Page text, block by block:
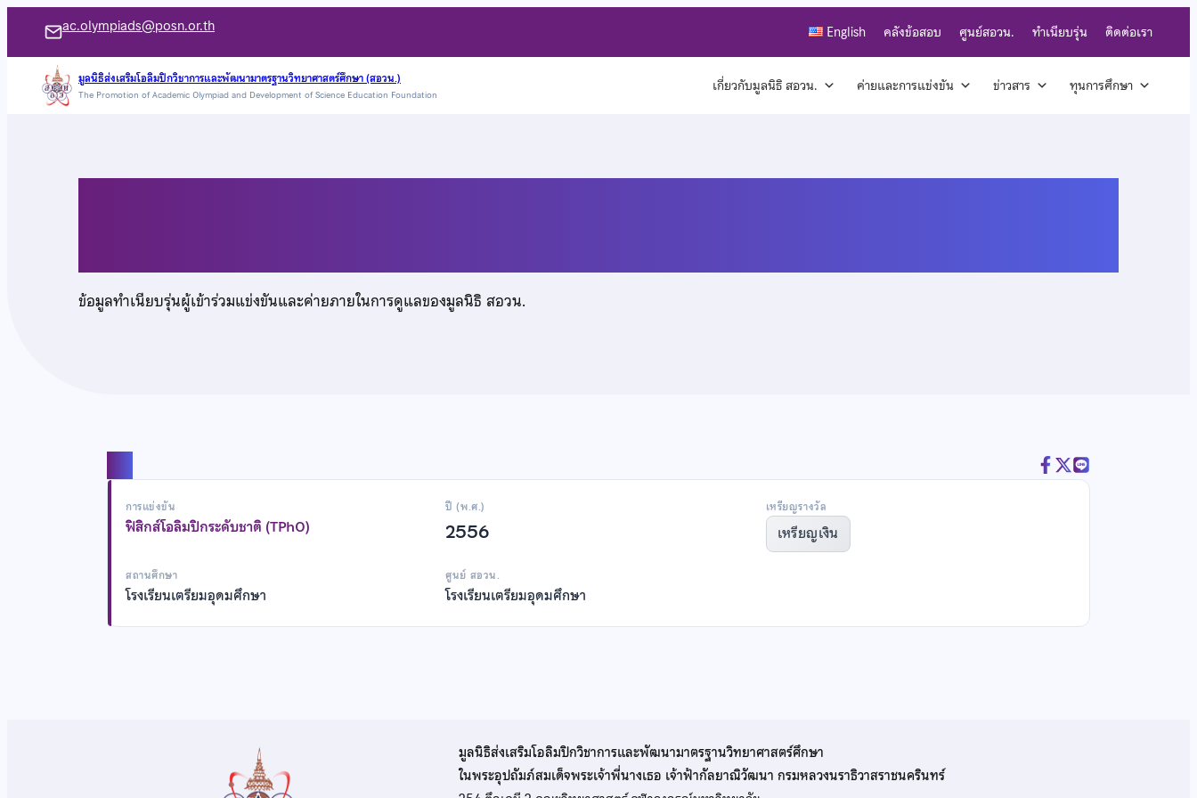
เนื้อหา
ac.olympiads@posn.or.th English คลังข้อสอบ ศูนย์สอวน. ทำเนียบรุ่น ติดต่อเรา
มูลนิธิส่งเสริมโอลิมปิกวิชาการและพัฒนามาตรฐานวิทยาศาสตร์ศึกษา (สอวน.)
The Promotion of Academic Olympiad and Development of Science Education Foundation เกี่ยวกับมูลนิธิ สอวน. ค่ายและการแข่งขัน ข่าวสาร ทุนการศึกษา
ข้อมูลทำเนียบรุ่นผู้เข้าร่วมแข่งขันและค่ายภายในการดูแลของมูลนิธิ สอวน.
การแข่งขัน
ฟิสิกส์โอลิมปิกระดับชาติ (TPhO)
ปี (พ.ศ.)
2556
เหรียญรางวัล
เหรียญเงิน
สถานศึกษา
โรงเรียนเตรียมอุดมศึกษา
ศูนย์ สอวน.
โรงเรียนเตรียมอุดมศึกษา
มูลนิธิส่งเสริมโอลิมปิกวิชาการและพัฒนามาตรฐานวิทยาศาสตร์ศึกษา
ในพระอุปถัมภ์สมเด็จพระเจ้าพี่นางเธอ เจ้าฟ้ากัลยาณิวัฒนา กรมหลวงนราธิวาสราชนครินทร์